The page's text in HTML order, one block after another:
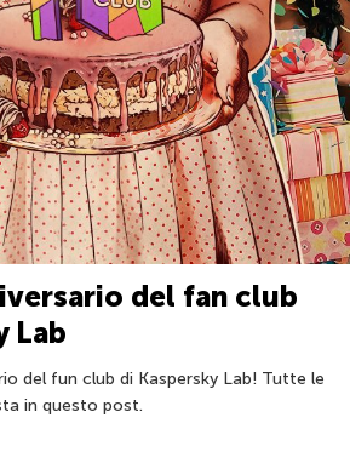
del fan club
Lab
del fun club di Kaspersky Lab! Tutte le
in questo post.